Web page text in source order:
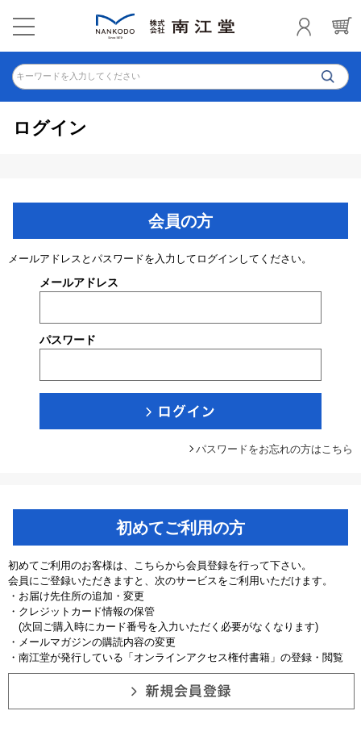
キーワードを入力してください
ログイン
会員の方
メールアドレスとパスワードを入力してログインしてください。
メールアドレス
パスワード
パスワードをお忘れの方はこちら
初めてご利用の方
初めてご利用のお客様は、こちらから会員登録を行って下さい。
会員にご登録いただきますと、次のサービスをご利用いただけます。
・お届け先住所の追加・変更
・クレジットカード情報の保管
(次回ご購入時にカード番号を入力いただく必要がなくなります)
・メールマガジンの購読内容の変更
・南江堂が発行している「オンラインアクセス権付書籍」の登録・閲覧